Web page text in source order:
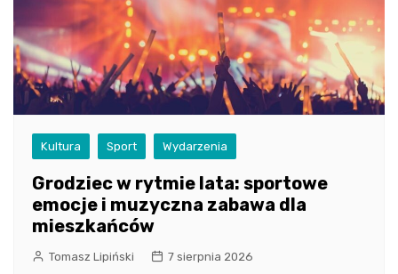
Kultura Sport Wydarzenia
Grodziec w rytmie lata: sportowe
emocje i muzyczna zabawa dla
mieszkańców
Tomasz Lipiński 7 sierpnia 2026